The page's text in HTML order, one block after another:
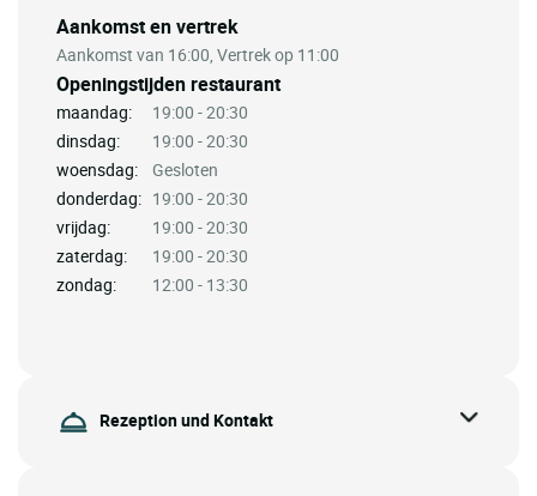
Aankomst en vertrek
Aankomst van 16:00, Vertrek op 11:00
Openingstijden restaurant
maandag:
19:00 - 20:30
dinsdag:
19:00 - 20:30
woensdag:
Gesloten
donderdag: 19:00 - 20:30
vrijdag:
19:00 - 20:30
zaterdag:
19:00 - 20:30
zondag:
12:00 - 13:30
Rezeption und Kontakt